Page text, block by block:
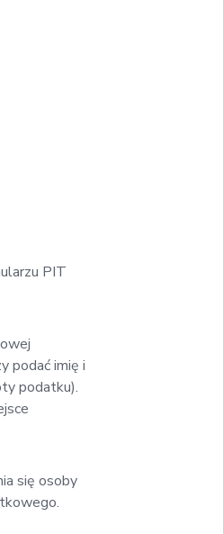
PIT
podać imię i
podatku).
się osoby